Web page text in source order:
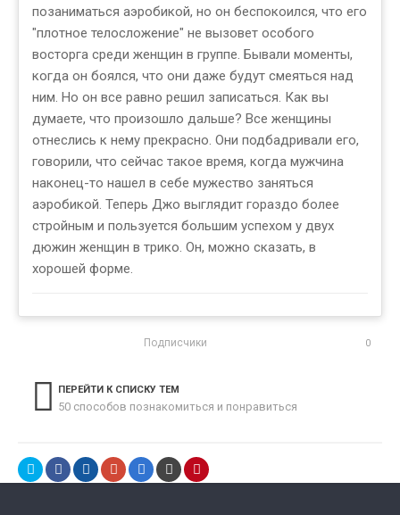
позаниматься аэробикой, но он беспокоился, что его
"плотное телосложение" не вызовет особого
восторга среди женщин в группе. Бывали моменты,
когда он боялся, что они даже будут смеяться над
ним. Но он все равно решил записаться. Как вы
думаете, что произошло дальше? Все женщины
отнеслись к нему прекрасно. Они подбадривали его,
говорили, что сейчас такое время, когда мужчина
наконец-то нашел в себе мужество заняться
аэробикой. Теперь Джо выглядит гораздо более
стройным и пользуется большим успехом у двух
дюжин женщин в трико. Он, можно сказать, в
хорошей форме.
Подписчики 0
ПЕРЕЙТИ К СПИСКУ ТЕМ
50 способов познакомиться и понравиться